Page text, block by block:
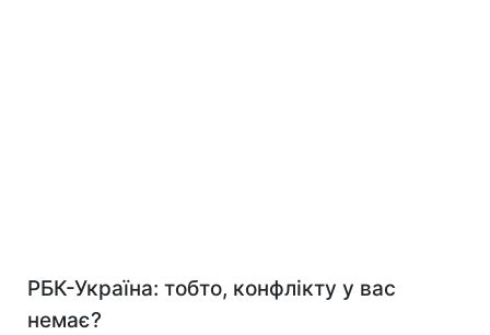
РБК-Україна: тобто, конфлікту у вас
немає?